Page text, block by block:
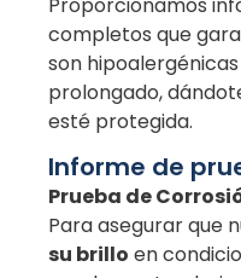
Proporcionamos
completos que
son
prolongado,
esté protegida.
Informe de
Prueba de
Para asegurar que
su brillo en